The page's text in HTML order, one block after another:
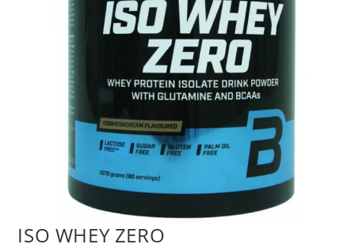
ISO WHEY ZERO